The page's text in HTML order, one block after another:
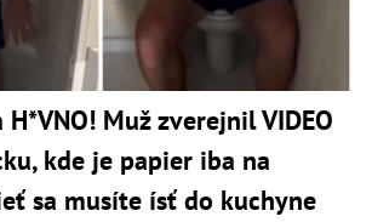
Muž zverejnil VIDEO
kde je papier iba na
sa musíte ísť do kuchyne